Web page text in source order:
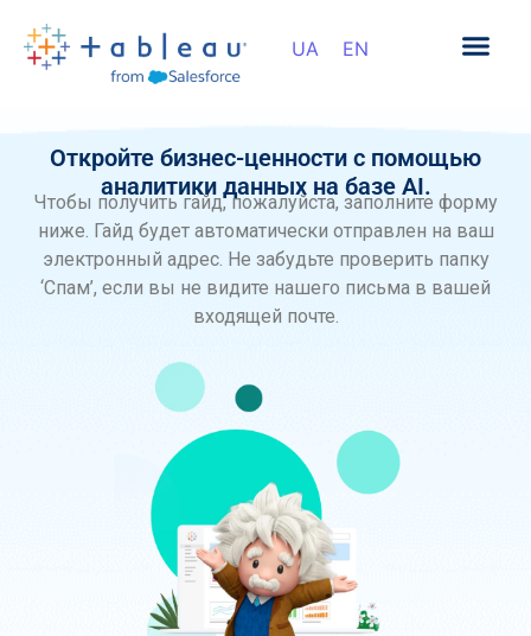
Откройте бизнес-ценности с помощью
аналитики данных на базе AI.
Чтобы получить гайд, пожалуйста, заполните форму
ниже. Гайд будет автоматически отправлен на ваш
электронный адрес. Не забудьте проверить папку
‘Спам’, если вы не видите нашего письма в вашей
входящей почте.